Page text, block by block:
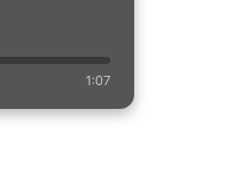
1:07